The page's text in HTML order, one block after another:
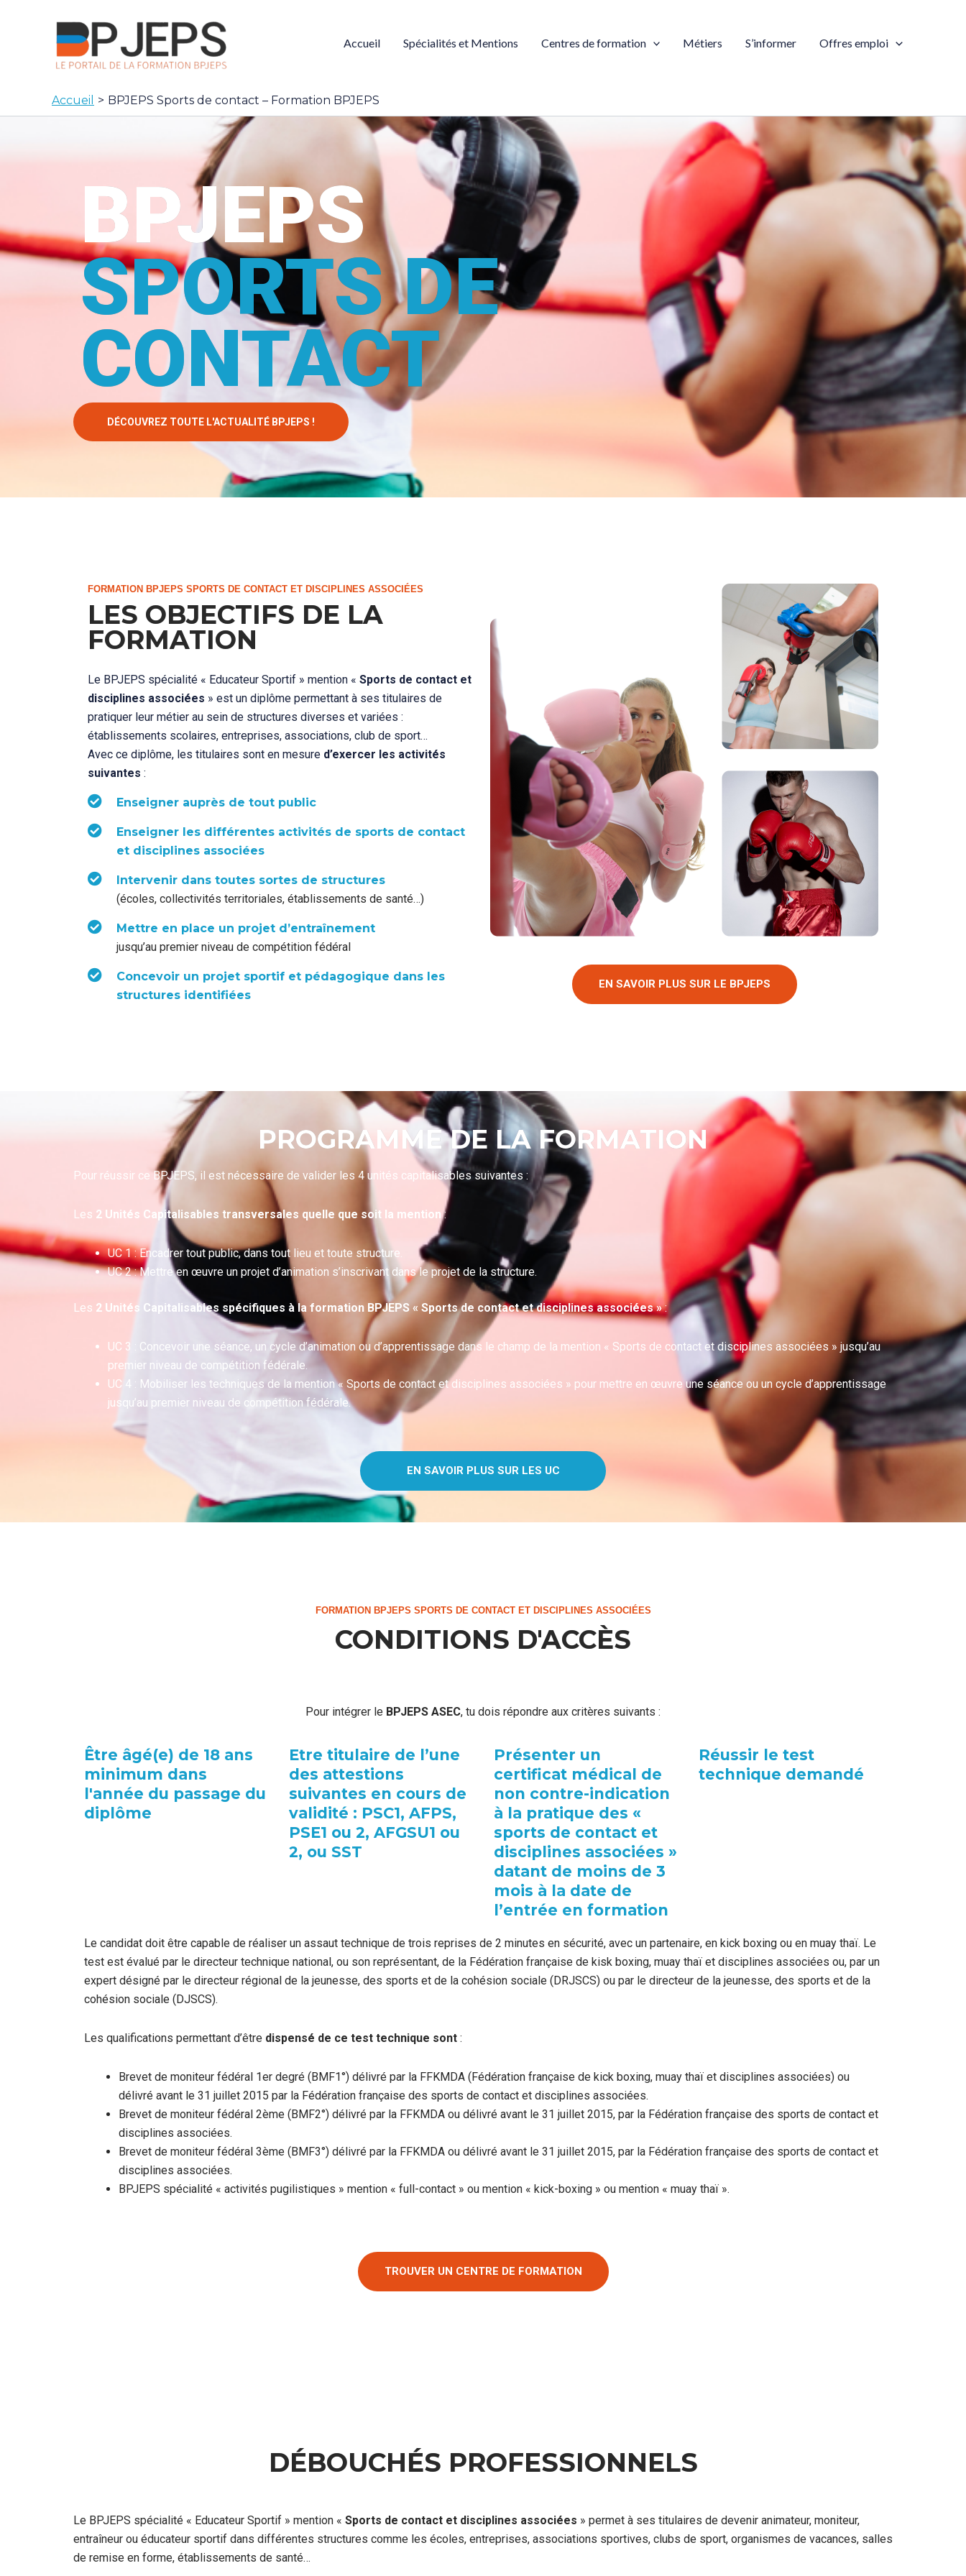
Accueil Spécialités et Mentions Centres de formation Métiers S’informer Offres emploi
Accueil BPJEPS Sports de contact – Formation BPJEPS
BPJEPS
SPORTS DE
CONTACT
DÉCOUVREZ TOUTE L'ACTUALITÉ BPJEPS !
FORMATION BPJEPS SPORTS DE CONTACT ET DISCIPLINES ASSOCIÉES
LES OBJECTIFS DE LA
FORMATION
Le BPJEPS spécialité « Educateur Sportif » mention « Sports de contact et
disciplines associées » est un diplôme permettant à ses titulaires de
pratiquer leur métier au sein de structures diverses et variées :
établissements scolaires, entreprises, associations, club de sport…
Avec ce diplôme, les titulaires sont en mesure d’exercer les activités
suivantes :
Enseigner auprès de tout public
Enseigner les différentes activités de sports de contact
et disciplines associées
Intervenir dans toutes sortes de structures
(écoles, collectivités territoriales, établissements de santé…)
Mettre en place un projet d’entraînement
jusqu’au premier niveau de compétition fédéral
Concevoir un projet sportif et pédagogique dans les
structures identifiées
EN SAVOIR PLUS SUR LE BPJEPS
PROGRAMME DE LA FORMATION
Pour réussir ce BPJEPS, il est nécessaire de valider les 4 unités capitalisables suivantes :
Les 2 Unités Capitalisables transversales quelle que soit la mention:
UC 1 : Encadrer tout public, dans tout lieu et toute structure.
UC 2 : Mettre en œuvre un projet d’animation s’inscrivant dans le projet de la structure.
Les 2 Unités Capitalisables spécifiques à la formation BPJEPS « Sports de contact et disciplines associées »:
UC 3 : Concevoir une séance, un cycle d’animation ou d’apprentissage dans le champ de la mention « Sports de contact et disciplines associées » jusqu’au
premier niveau de compétition fédérale.
UC 4 : Mobiliser les techniques de la mention « Sports de contact et disciplines associées » pour mettre en œuvre une séance ou un cycle d’apprentissage
jusqu’au premier niveau de compétition fédérale.
EN SAVOIR PLUS SUR LES UC
FORMATION BPJEPS SPORTS DE CONTACT ET DISCIPLINES ASSOCIÉES
CONDITIONS D'ACCÈS
Pour intégrer le BPJEPS ASEC, tu dois répondre aux critères suivants :
Être âgé(e) de 18 ans
minimum dans
l'année du passage du
diplôme
Etre titulaire de l’une
des attestions
suivantes en cours de
validité : PSC1, AFPS,
PSE1 ou 2, AFGSU1 ou
2, ou SST
Présenter un
certificat médical de
non contre-indication
à la pratique des «
sports de contact et
disciplines associées »
datant de moins de 3
mois à la date de
l’entrée en formation
Réussir le test
technique demandé
Le candidat doit être capable de réaliser un assaut technique de trois reprises de 2 minutes en sécurité, avec un partenaire, en kick boxing ou en muay thaï. Le
test est évalué par le directeur technique national, ou son représentant, de la Fédération française de kisk boxing, muay thaï et disciplines associées ou, par un
expert désigné par le directeur régional de la jeunesse, des sports et de la cohésion sociale (DRJSCS) ou par le directeur de la jeunesse, des sports et de la
cohésion sociale (DJSCS).
Les qualifications permettant d’être dispensé de ce test technique sont :
Brevet de moniteur fédéral 1er degré (BMF1°) délivré par la FFKMDA (Fédération française de kick boxing, muay thaï et disciplines associées) ou
délivré avant le 31 juillet 2015 par la Fédération française des sports de contact et disciplines associées.
Brevet de moniteur fédéral 2ème (BMF2°) délivré par la FFKMDA ou délivré avant le 31 juillet 2015, par la Fédération française des sports de contact et
disciplines associées.
Brevet de moniteur fédéral 3ème (BMF3°) délivré par la FFKMDA ou délivré avant le 31 juillet 2015, par la Fédération française des sports de contact et
disciplines associées.
BPJEPS spécialité « activités pugilistiques » mention « full-contact » ou mention « kick-boxing » ou mention « muay thaï ».
TROUVER UN CENTRE DE FORMATION
DÉBOUCHÉS PROFESSIONNELS
Le BPJEPS spécialité « Educateur Sportif » mention « Sports de contact et disciplines associées » permet à ses titulaires de devenir animateur, moniteur,
entraîneur ou éducateur sportif dans différentes structures comme les écoles, entreprises, associations sportives, clubs de sport, organismes de vacances, salles
de remise en forme, établissements de santé…